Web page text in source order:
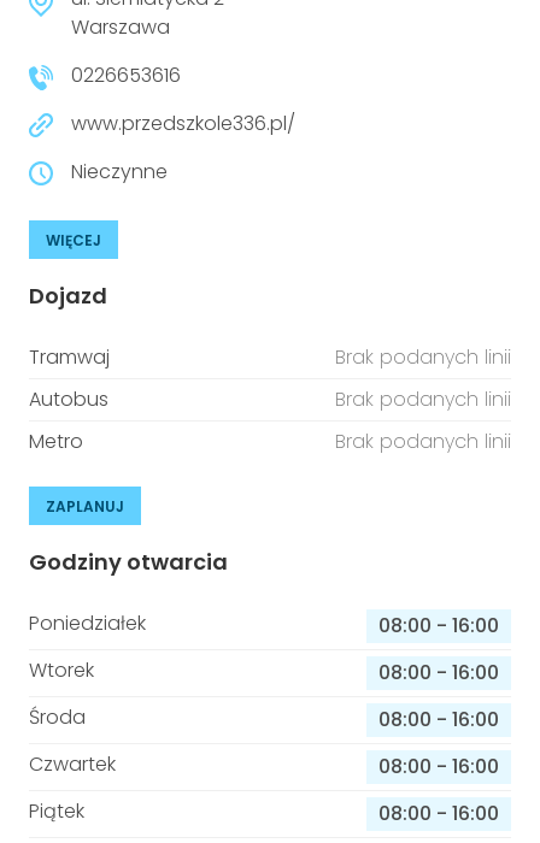
niepełnosprawnościami
Prawo
Prawa osób z niepełnosprawnościami
Aktualności
Urządzenia IoT
Warszawa
0226653616
www.przedszkole336.pl/
Nieczynne
WIĘCEJ
Dojazd
Tramwaj
Brak podanych linii
Autobus
Brak podanych linii
Metro
Brak podanych linii
ZAPLANUJ
Godziny otwarcia
Poniedziałek 08:00 - 16:00
Wtorek
08:00 - 16:00
Środa
08:00 - 16:00
Czwartek
08:00 - 16:00
Piątek
08:00 - 16:00